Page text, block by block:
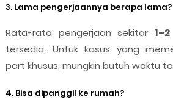
3. Lama pengerjaannya berapa lama?
Rata-rata pengerjaan sekitar
tersedia. Untuk kasus yang
part khusus, mungkin butuh waktu
4. Bisa dipanggil ke rumah?